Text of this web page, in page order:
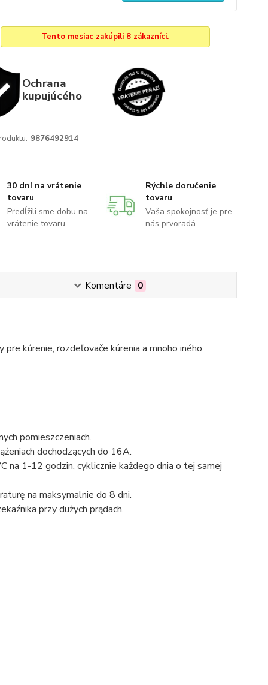
Tento mesiac zakúpili 8 zákazníci.
Ochrana
kupujúcého
9876492914
30 dní na vrátenie
tovaru
Predĺžili sme dobu na
vrátenie tovaru
Rýchle doručenie
tovaru
Vaša spokojnosť je pre
nás prvoradá
Komentáre 0
kúrenie, rozdeľovače kúrenia a mnoho iného
pomieszczeniach.
dochodzących do 16A.
1-12 godzin, cyklicznie każdego dnia o tej samej
na maksymalnie do 8 dni.
przy dużych prądach.